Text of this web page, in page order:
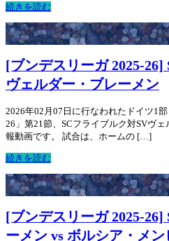
続きを読む
[ブンデスリーガ 2025-26]
ヴェルダー・ブレーメン
2026年02月07日に行なわれたドイツ1
26」第21節、SCフライブルク対SVヴ
報動画です。 試合は、ホームの […]
続きを読む
[ブンデスリーガ 2025-
ーメン vs ボルシア・メ